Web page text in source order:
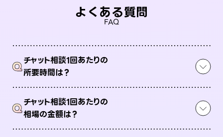
よくある質問
FAQ
Qチャット相談1回あたりの
所要時間は？
Qチャット相談1回あたりの
相場の金額は？